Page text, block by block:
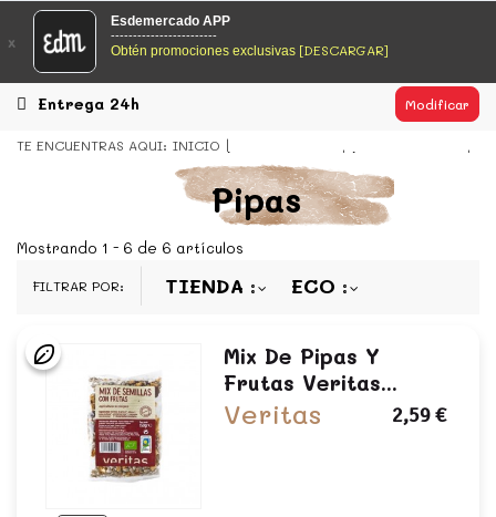
EsDeMercado.com
EsDeMercado.com
los mejores mercados de Barcelona y de productores
locales.
EsDeMercado.com
te lleva a casa los mejores productos de
los mejores mercados de Barcelona y de productores
x
Esdemercado APP
------------------------
Obtén promociones exclusivas [DESCARGAR]
Entrega 24h Modificar
TE ENCUENTRAS AQUI: INICIO
FRUTOS SECOS FRUTOS SECOS
Pipas
Mostrando 1 - 6 de 6 artículos
FILTRAR POR: TIENDA ECO
Mix De Pipas Y
Frutas Veritas...
Veritas 2,59 €